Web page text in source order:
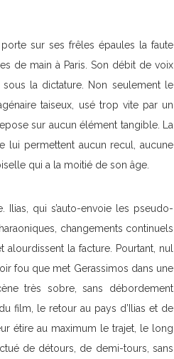
sur ses frêles épaules la faute
de main à Paris. Son débit de voix
la dictature. Non seulement le
taiseux, usé trop vite par un
sur aucun élément tangible. La
lui permettent aucun recul, aucune
qui a la moitié de son âge.
qui s’auto-envoie les pseudo-
changements continuels
la facture. Pourtant, nul
fou que met Gerassimos dans une
très sobre, sans débordement
film, le retour au pays d’Ilias et de
étire au maximum le trajet, le long
de détours, de demi-tours, sans